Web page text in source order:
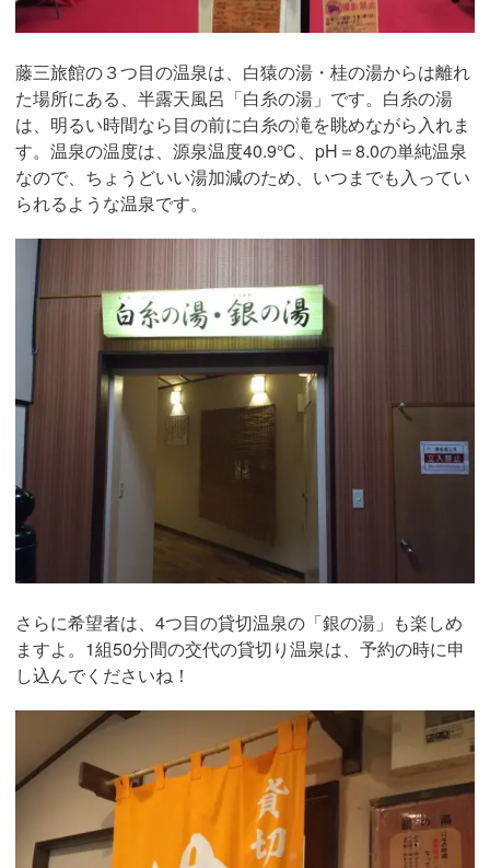
藤三旅館の３つ目の温泉は、白猿の湯・桂の湯からは離れ
た場所にある、半露天風呂「白糸の湯」です。白糸の湯
は、明るい時間なら目の前に白糸の滝を眺めながら入れま
す。温泉の温度は、源泉温度40.9℃、pH＝8.0の単純温泉
なので、ちょうどいい湯加減のため、いつまでも入ってい
られるような温泉です。
さらに希望者は、4つ目の貸切温泉の「銀の湯」も楽しめ
ますよ。1組50分間の交代の貸切り温泉は、予約の時に申
し込んでくださいね！